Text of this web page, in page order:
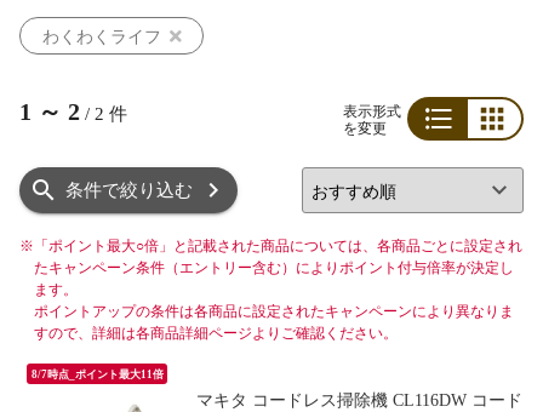
わくわくライフ
1 ～ 2 / 2 件
表示形式
を変更
条件で絞り込む
※ 「ポイント最大○倍」と記載された商品については、各商品ごとに設定され
たキャンペーン条件（エントリー含む）によりポイント付与倍率が決定し
ます。
ポイントアップの条件は各商品に設定されたキャンペーンにより異なりま
すので、詳細は各商品詳細ページよりご確認ください。
8/7時点_ポイント最大11倍
マキタ コードレス掃除機 CL116DW コード